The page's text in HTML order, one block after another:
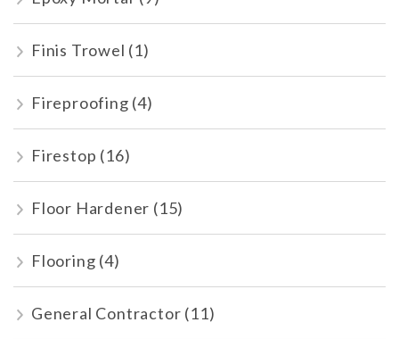
Finis Trowel (1)
Fireproofing (4)
Firestop (16)
Floor Hardener (15)
Flooring (4)
General Contractor (11)